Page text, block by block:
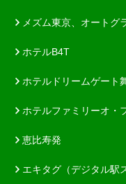
メズム東京、オートグ
ホテルB4T
ホテルドリームゲート
ホテルファミリーオ・
恵比寿発
エキタグ（デジタル駅